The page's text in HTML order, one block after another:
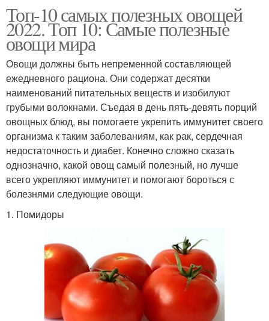
Топ-10 самых полезных овощей
2022. Топ 10: Самые полезные
овощи мира
Овощи должны быть непременной составляющей
ежедневного рациона. Они содержат десятки
наименований питательных веществ и изобилуют
грубыми волокнами. Съедая в день пять-девять порций
овощных блюд, вы помогаете укрепить иммунитет своего
организма к таким заболеваниям, как рак, сердечная
недостаточность и диабет. Конечно сложно сказать
однозначно, какой овощ самый полезный, но лучше
всего укрепляют иммунитет и помогают бороться с
болезнями следующие овощи.
1. Помидоры